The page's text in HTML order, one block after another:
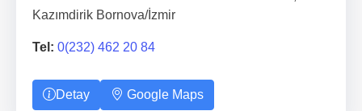
Kazımdirik Bornova/İzmir
Tel: 0(232) 462 20 84
Detay Google Maps